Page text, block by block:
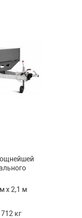
х 2,1 м
кг